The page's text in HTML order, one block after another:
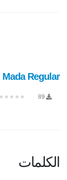
Mada Regular
89
★★★★★
الكلمات